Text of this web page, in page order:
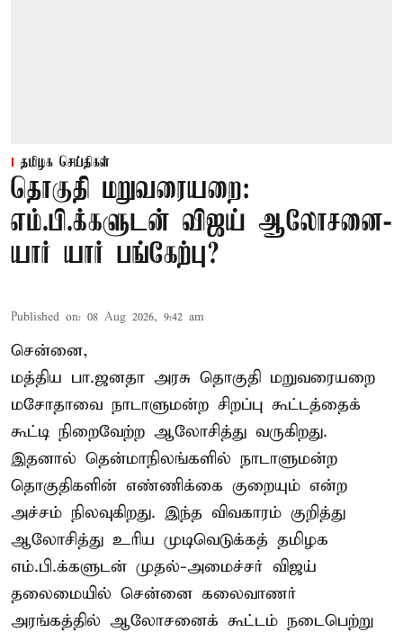
தமிழக செய்திகள்
தொகுதி மறுவரையறை:
எம்.பி.க்களுடன் விஜய் ஆலோசனை-
யார் யார் பங்கேற்பு?
Published on: 08 Aug 2026, 9:42 am
சென்னை,
மத்திய பா.ஜனதா அரசு தொகுதி மறுவரையறை
மசோதாவை நாடாளுமன்ற சிறப்பு கூட்டத்தைக்
கூட்டி நிறைவேற்ற ஆலோசித்து வருகிறது.
இதனால் தென்மாநிலங்களில் நாடாளுமன்ற
தொகுதிகளின் எண்ணிக்கை குறையும் என்ற
அச்சம் நிலவுகிறது. இந்த விவகாரம் குறித்து
ஆலோசித்து உரிய முடிவெடுக்கத் தமிழக
எம்.பி.க்களுடன் முதல்-அமைச்சர் விஜய்
தலைமையில் சென்னை கலைவாணர்
அரங்கத்தில் ஆலோசனைக் கூட்டம் நடைபெற்று